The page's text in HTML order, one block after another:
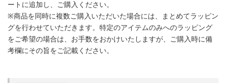
ートに追加し、ご購入ください。
※商品を同時に複数ご購入いただいた場合には、まとめてラッピン
グを行わせていただきます。特定のアイテムのみへのラッピング
をご希望の場合は、お手数をおかけいたしますが、ご購入時に備
考欄にその旨をご記載ください。